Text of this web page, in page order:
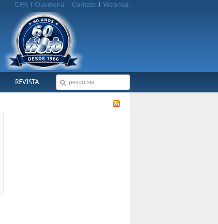
CPA Ouvidoria Contato Webmail
REVISTA